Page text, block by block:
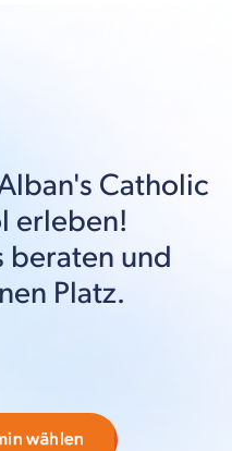
Catholic
erleben!
beraten und
Platz.
wählen